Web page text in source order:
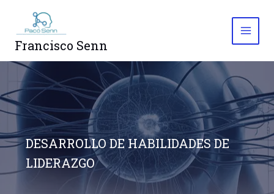
content
Francisco Senn
DESARROLLO DE HABILIDADES DE
LIDERAZGO